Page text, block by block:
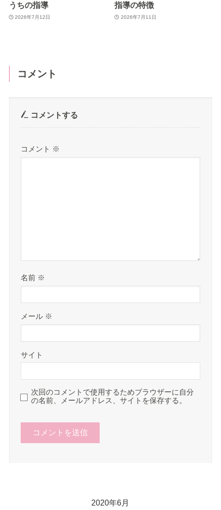
うちの指導
2026年7月12日
指導の特徴
2026年7月11日
コメント
コメントする
コメント ※
名前 ※
メール ※
サイト
次回のコメントで使用するためブラウザーに自分
の名前、メールアドレス、サイトを保存する。
2020年6月